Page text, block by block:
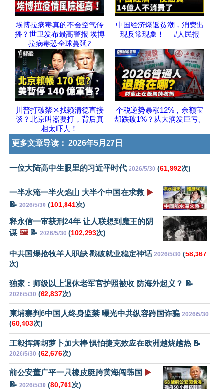
埃博拉病毒真的不会空气传
播？世卫发布最高警报 埃博
拉病毒恐全球蔓延?
中国经济爆返贫潮，消费出
现反常现象！｜ #人民报
川普打破禁区找赖清德直接
谈？北京叫嚣要打，背后真
相太吓人！
个税逆势暴涨12%，余额宝
却跌破1%？从大润发巨亏、
更多文章导读： 2026年5月27日
一位大陆高中生眼里的习近平时代 2026/5/30 (61,992次)
一半水淹一半火焰山 大半个中国在求救 ▶️
📝 2026/5/30 (101,841次)
释永信一审获刑24年 让人联想到魔王的阴
谋 🖼️📝 2026/5/30 (102,293次)
中共国爆抢牧羊人职缺 戳破就业稳定神话 2026/5/30 (58,367
次)
独家：师级以上退休老军官护照被收 防海外起义？ 📝
2026/5/30 (62,837次)
柬埔寨判6中国人终身监禁 曝光中共纵容跨国诈骗 2026/5/30
(60,403次)
王毅挥舞胡萝卜加大棒 惧怕捷克效应在欧洲越烧越热 📝
2026/5/30 (62,676次)
前公安董广平一只橡皮艇跨黄海闯韩国 ▶️
📝 2026/5/30 (80,761次)